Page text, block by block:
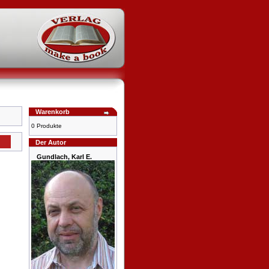
Warenkorb
0 Produkte
Der Autor
Gundlach, Karl E.